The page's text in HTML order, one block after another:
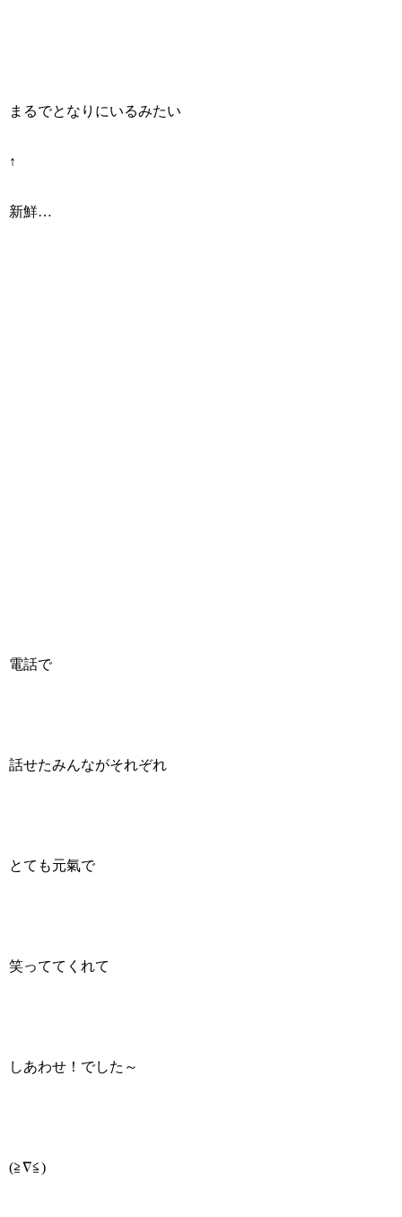
まるでとなりにいるみたい
↑
新鮮…
電話で
話せたみんながそれぞれ
とても元氣で
笑っててくれて
しあわせ！でした～
(≧∇≦)